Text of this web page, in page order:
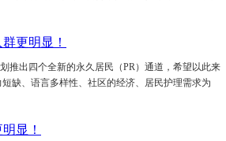
更明显！
推出四个全新的永久居民（PR）通道，希望以此来
缺、语言多样性、社区的经济、居民护理需求为
显！